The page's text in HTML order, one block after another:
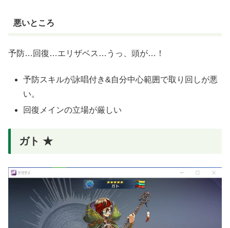
悪いところ
予防…回復…エリザベス…うっ、頭が…！
予防スキルが詠唱付き&自分中心範囲で取り回しが悪
い。
回復メインの立場が厳しい
ガト ★